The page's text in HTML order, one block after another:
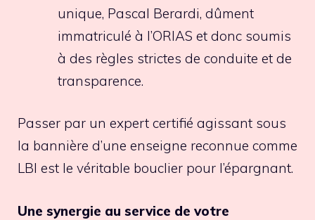
unique, Pascal Berardi, dûment
immatriculé à l’ORIAS et donc soumis
à des règles strictes de conduite et de
transparence.
Passer par un expert certifié agissant sous
la bannière d’une enseigne reconnue comme
LBI est le véritable bouclier pour l’épargnant.
Une synergie au service de votre